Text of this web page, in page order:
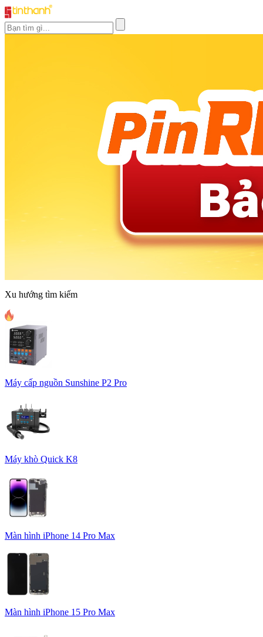
Xu hướng tìm kiếm
Máy cấp nguồn Sunshine P2 Pro
Máy khò Quick K8
Màn hình iPhone 14 Pro Max
Màn hình iPhone 15 Pro Max